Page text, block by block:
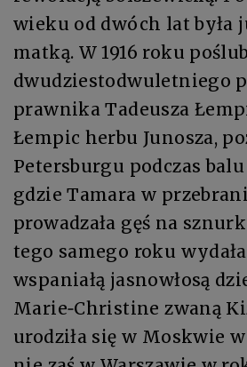
wieku od dwóch lat była
matką. W 1916 roku
dwudziestodwuletniego
prawnika Tadeusza
Łempic herbu Junosza,
Petersburgu podczas
gdzie Tamara w
prowadzała gęś na
tego samego roku
wspaniałą jasnowłosą
Marie‑Christine zwaną
urodziła się w Moskwie